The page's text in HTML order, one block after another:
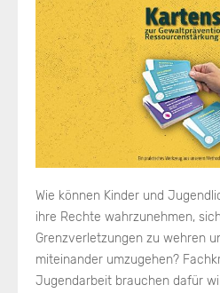
Wie können Kinder und
ihre Rechte wahrzunehmen,
Grenzverletzungen zu wehren
miteinander umzugehen?
Jugendarbeit brauchen dafür